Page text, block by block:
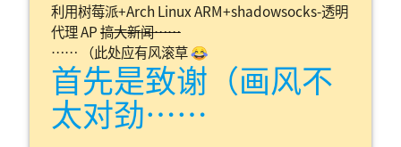
利用树莓派+Arch Linux ARM+shadowsocks-透明
代理 AP搞大新闻……
…… （此处应有风滚草 😂
首先是致谢（画风不
太对劲……